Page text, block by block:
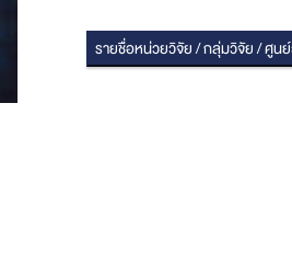
รายชื่อหน่วยวิจัย / กลุ่มวิจัย / ศูนย์